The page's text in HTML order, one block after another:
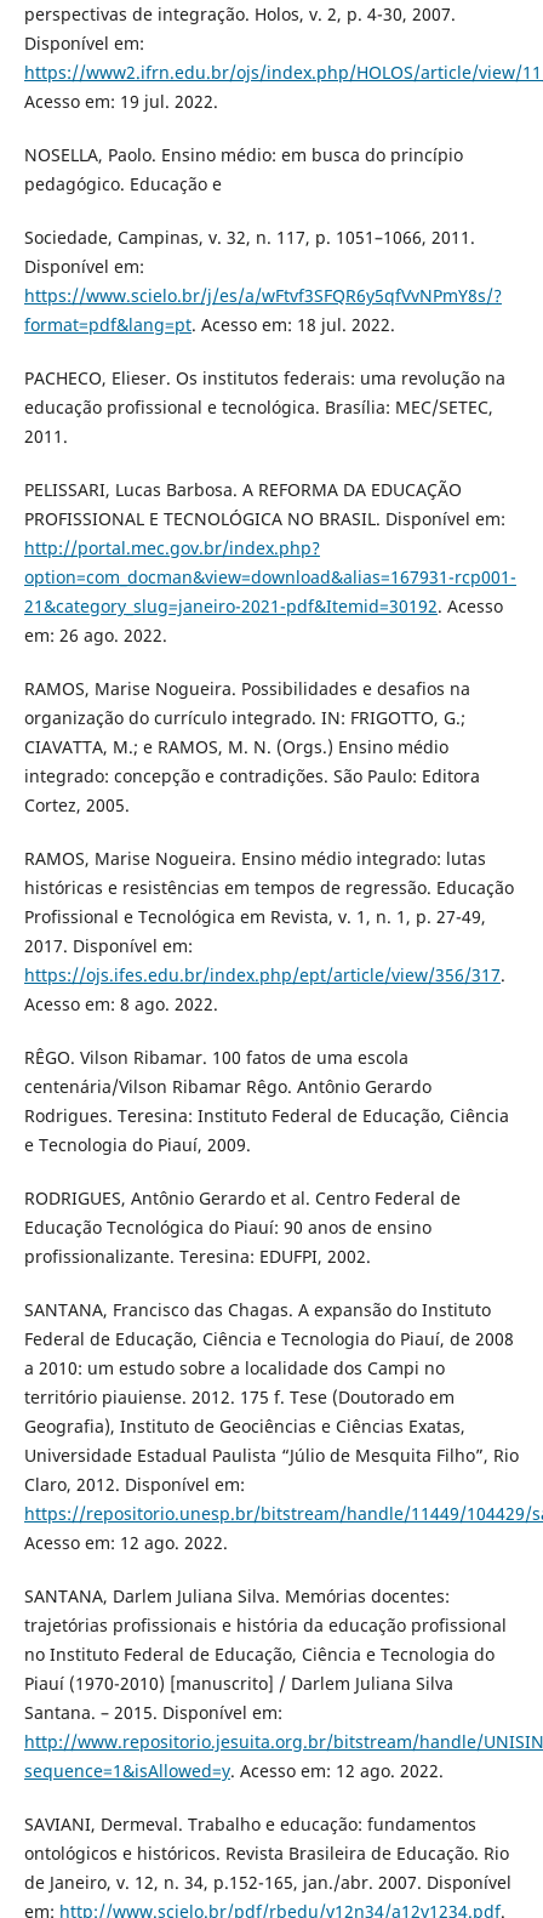
perspectivas de integração. Holos, v. 2, p. 4-30, 2007.
Disponível em:
https://www2.ifrn.edu.br/ojs/index.php/HOLOS/article/view/
Acesso em: 19 jul. 2022.
NOSELLA, Paolo. Ensino médio: em busca do princípio
pedagógico. Educação e
Sociedade, Campinas, v. 32, n. 117, p. 1051–1066, 2011.
Disponível em:
https://www.scielo.br/j/es/a/wFtvf3SFQR6y5qfVvNPmY8s/?
format=pdf&lang=pt. Acesso em: 18 jul. 2022.
PACHECO, Elieser. Os institutos federais: uma revolução na
educação profissional e tecnológica. Brasília: MEC/SETEC,
2011.
PELISSARI, Lucas Barbosa. A REFORMA DA EDUCAÇÃO
PROFISSIONAL E TECNOLÓGICA NO BRASIL. Disponível em:
http://portal.mec.gov.br/index.php?
option=com_docman&view=download&alias=167931-rcp001-
21&category_slug=janeiro-2021-pdf&Itemid=30192. Acesso
em: 26 ago. 2022.
RAMOS, Marise Nogueira. Possibilidades e desafios na
organização do currículo integrado. IN: FRIGOTTO, G.;
CIAVATTA, M.; e RAMOS, M. N. (Orgs.) Ensino médio
integrado: concepção e contradições. São Paulo: Editora
Cortez, 2005.
RAMOS, Marise Nogueira. Ensino médio integrado: lutas
históricas e resistências em tempos de regressão. Educação
Profissional e Tecnológica em Revista, v. 1, n. 1, p. 27-49,
2017. Disponível em:
https://ojs.ifes.edu.br/index.php/ept/article/view/356/317.
Acesso em: 8 ago. 2022.
RÊGO. Vilson Ribamar. 100 fatos de uma escola
centenária/Vilson Ribamar Rêgo. Antônio Gerardo
Rodrigues. Teresina: Instituto Federal de Educação, Ciência
e Tecnologia do Piauí, 2009.
RODRIGUES, Antônio Gerardo et al. Centro Federal de
Educação Tecnológica do Piauí: 90 anos de ensino
profissionalizante. Teresina: EDUFPI, 2002.
SANTANA, Francisco das Chagas. A expansão do Instituto
Federal de Educação, Ciência e Tecnologia do Piauí, de 2008
a 2010: um estudo sobre a localidade dos Campi no
território piauiense. 2012. 175 f. Tese (Doutorado em
Geografia), Instituto de Geociências e Ciências Exatas,
Universidade Estadual Paulista “Júlio de Mesquita Filho”, Rio
Claro, 2012. Disponível em:
https://repositorio.unesp.br/bitstream/handle/11449/104429/
Acesso em: 12 ago. 2022.
SANTANA, Darlem Juliana Silva. Memórias docentes:
trajetórias profissionais e história da educação profissional
no Instituto Federal de Educação, Ciência e Tecnologia do
Piauí (1970-2010) [manuscrito] / Darlem Juliana Silva
Santana. – 2015. Disponível em:
http://www.repositorio.jesuita.org.br/bitstream/handle/
sequence=1&isAllowed=y. Acesso em: 12 ago. 2022.
SAVIANI, Dermeval. Trabalho e educação: fundamentos
ontológicos e históricos. Revista Brasileira de Educação. Rio
de Janeiro, v. 12, n. 34, p.152-165, jan./abr. 2007. Disponível
em: http://www.scielo.br/pdf/rbedu/v12n34/a12v1234.pdf.